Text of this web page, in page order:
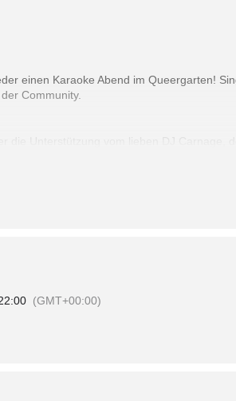
einen Karaoke Abend im Queergarten!
Community.
2€ – wird mit der Getränkerechnung am
(GMT+00:00)